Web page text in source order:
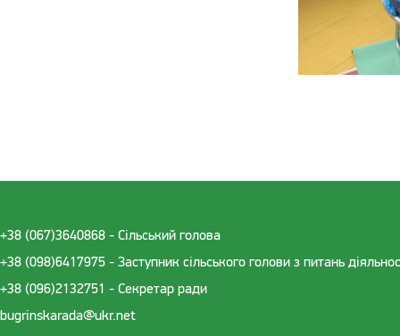
+38 (067)3640868 - Cільський голова
+38 (098)6417975 - Заступник сільського голови з питань
+38 (096)2132751 - Секретар ради
bugrinskarada@ukr.net